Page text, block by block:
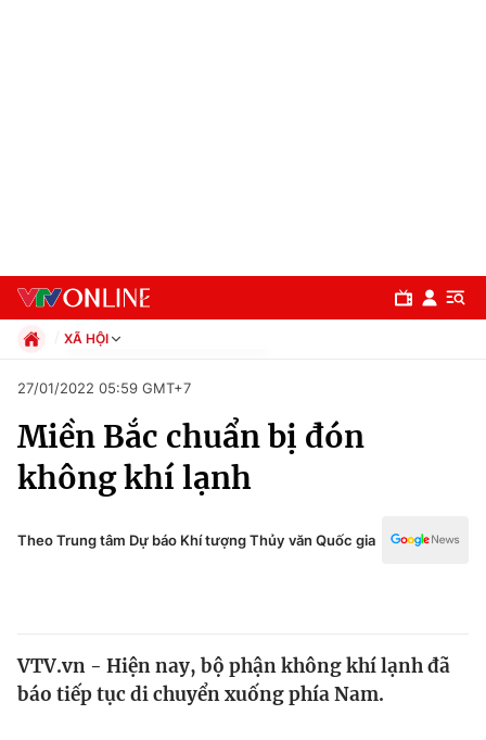
Chuyên mục
Chính trị
Y tế
XÃ HỘI
Xã hội
Pháp luật
Thể thao
Văn hóa - Giải trí
Giáo dục
27/01/2022 05:59 GMT+7
Miền Bắc chuẩn bị đón
không khí lạnh
Theo Trung tâm Dự báo Khí tượng Thủy văn Quốc gia
VTV.vn - Hiện nay, bộ phận không khí lạnh đã
báo tiếp tục di chuyển xuống phía Nam.